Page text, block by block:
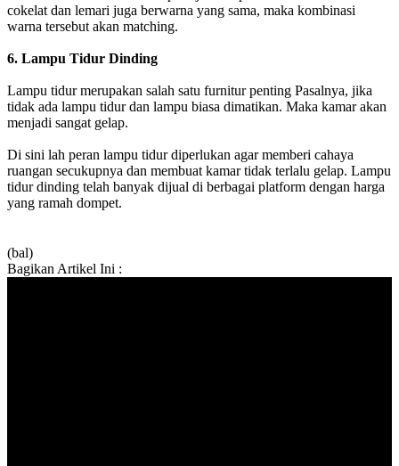
cokelat dan lemari juga berwarna yang sama, maka kombinasi
warna tersebut akan matching.
6. Lampu Tidur Dinding
Lampu tidur merupakan salah satu furnitur penting Pasalnya, jika
tidak ada lampu tidur dan lampu biasa dimatikan. Maka kamar akan
menjadi sangat gelap.
Di sini lah peran lampu tidur diperlukan agar memberi cahaya
ruangan secukupnya dan membuat kamar tidak terlalu gelap. Lampu
tidur dinding telah banyak dijual di berbagai platform dengan harga
yang ramah dompet.
(bal)
Bagikan Artikel Ini :